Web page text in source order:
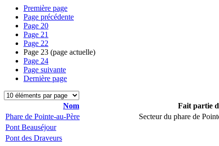
Première page
Page précédente
Page 20
Page 21
Page 22
Page 23 (page actuelle)
Page 24
Page suivante
Dernière page
Nom
Fait partie
Phare de Pointe-au-Père
Secteur du phare de
Pont Beauséjour
Pont des Draveurs